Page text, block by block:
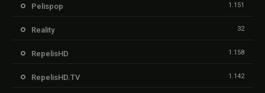
Pelispop 1.151
Reality 32
RepelisHD 1.158
RepelisHD.TV 1.142